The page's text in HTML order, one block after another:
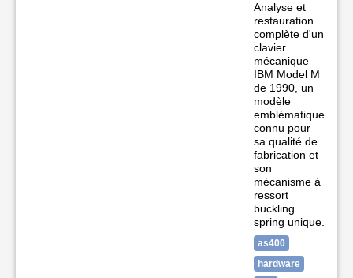
Analyse et
restauration
complète d'un
clavier
mécanique
IBM Model M
de 1990, un
modèle
emblématique
connu pour
sa qualité de
fabrication et
son
mécanisme à
ressort
buckling
spring unique.
as400
hardware